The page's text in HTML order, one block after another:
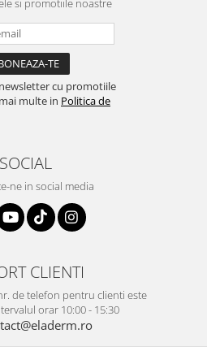
optima pentru a impiedica
In acelasi timp, acidul salicilic curata
- in cazul de fata sebumul). Avand in
de retinut faptul ca acidul
prin grasimea / seboreea de la
pe piele si in profunzimea porilor,
Totodata, prin prisma actiunilor
si in tratarea acneei.
cu promotiile
multe in Politica de
SOCIAL
ne in social media
CLIENTI
de telefon pentru clienti este
orar 10:00 - 15:30